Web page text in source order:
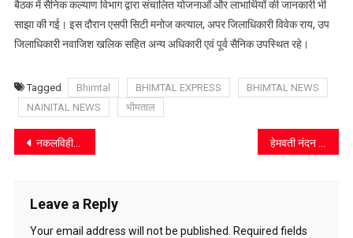
बैठक में सैनिक कल्याण विभाग द्वारा संचालित योजनाओं और लाभार्थियों की जानकारी भी
साझा की गई। इस दौरान एसपी सिटी मनोज कत्याल, अपर जिलाधिकारी विवेक राय, उप
जिलाधिकारी नवाजिश खलिक सहित अन्य अधिकारी एवं पूर्व सैनिक उपस्थित रहे।
Tagged Bhimtal BHIMTAL EXPRESS
BHIMTAL NEWS
NAINITAL NEWS
भीमताल
Post
नकलविहीन परीक्षा से ही योग्य अभ्यर्थियों का चयन संभव: जीएस मर्तोलिया
Leave a Reply
Your email address will not be published.
Required fields